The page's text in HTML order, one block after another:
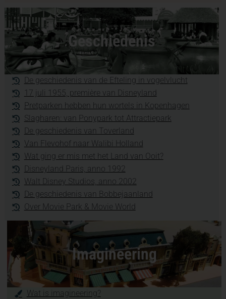
Geschiedenis
De geschiedenis van de Efteling in vogelvlucht
17 juli 1955, première van Disneyland
Pretparken hebben hun wortels in Kopenhagen
Slagharen: van Ponypark tot Attractiepark
De geschiedenis van Toverland
Van Flevohof naar Walibi Holland
Wat ging er mis met het Land van Ooit?
Disneyland Paris, anno 1992
Walt Disney Studios, anno 2002
De geschiedenis van Bobbejaanland
Over Movie Park & Movie World
Imagineering
Wat is imagineering?